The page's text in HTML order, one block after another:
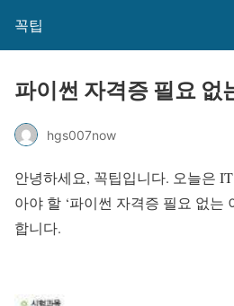
꼭팁
파이썬 자격증 필요 없
hgs007now
안녕하세요, 꼭팁입니다. 오늘은
아야 할 ‘파이썬 자격증 필요 없는
합니다.